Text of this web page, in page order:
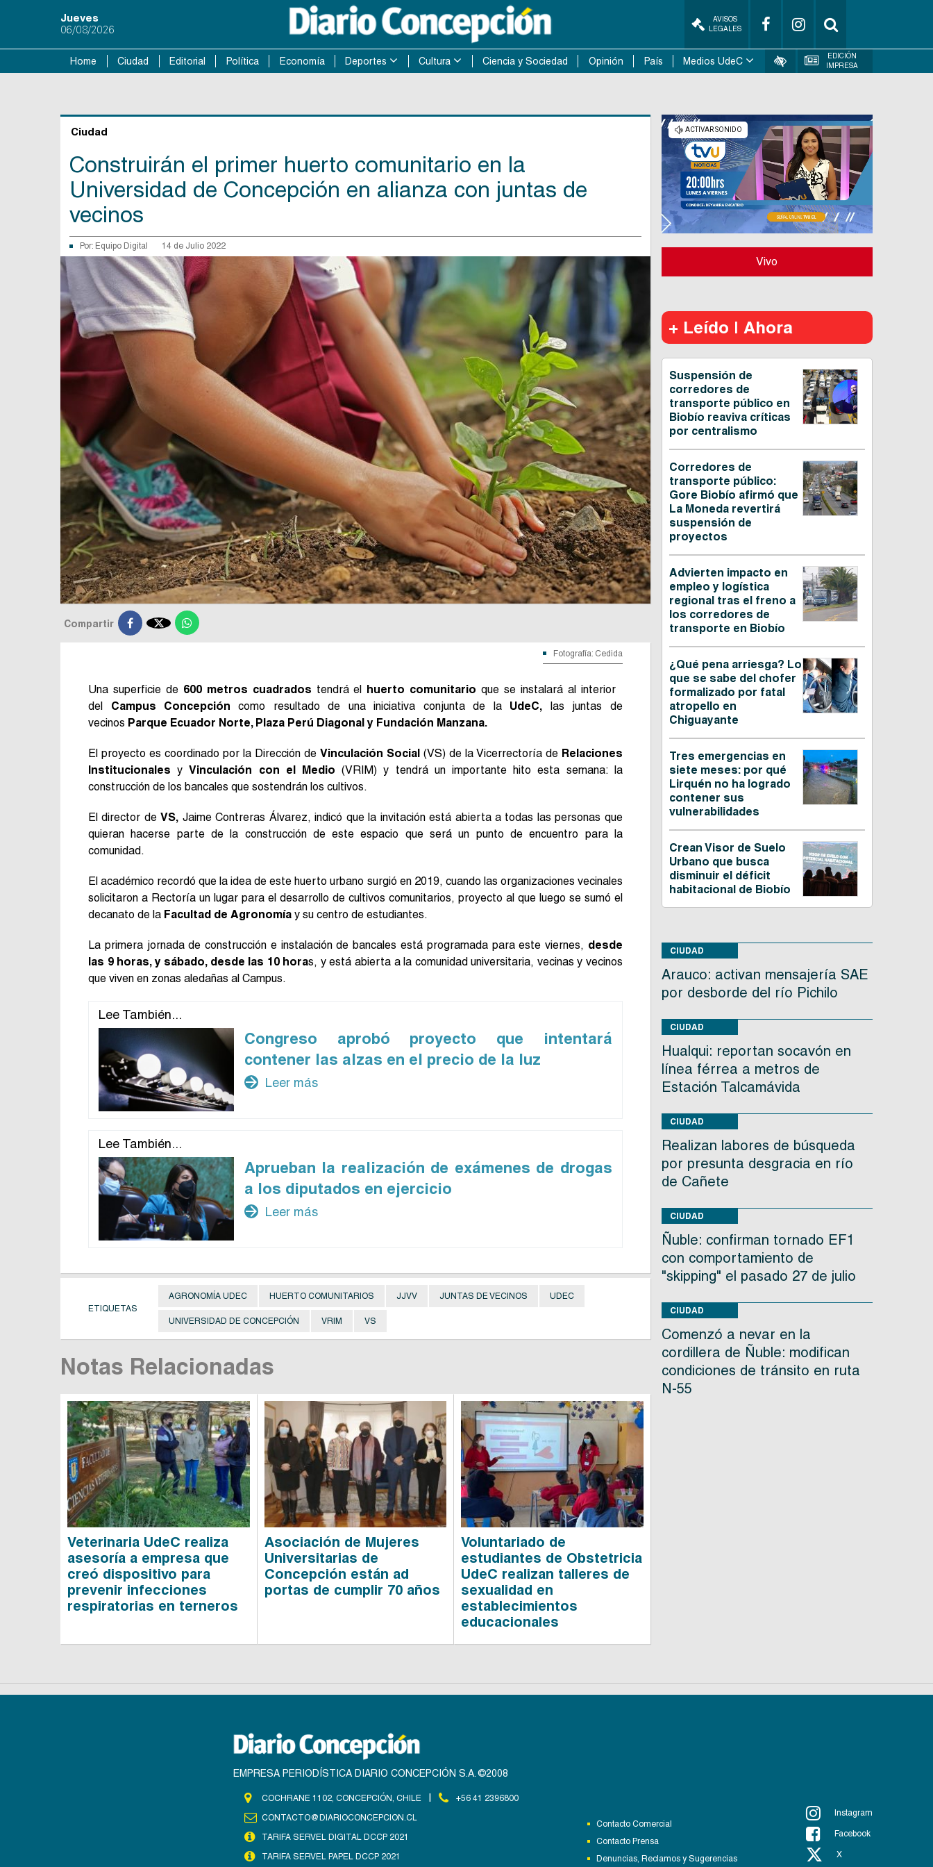
Jueves
06/08/2026
AVISOS
LEGALES
Home Ciudad Editorial Política Economía Deportes Cultura Ciencia y Sociedad Opinión País Medios UdeC
EDICIÓN
IMPRESA
Ciudad
Construirán el primer huerto comunitario en la
Universidad de Concepción en alianza con juntas de
vecinos
Por: Equipo Digital 14 de Julio 2022
Compartir 
Fotografía: Cedida
Una superficie de 600 metros cuadrados tendrá el huerto comunitario que se instalará al interior
del Campus Concepción como resultado de una iniciativa conjunta de la UdeC, las juntas de
vecinos Parque Ecuador Norte, Plaza Perú Diagonal y Fundación Manzana.
El proyecto es coordinado por la Dirección de Vinculación Social(VS) de la Vicerrectoría de Relaciones
Institucionales yVinculación con el Medio (VRIM) y tendrá un importante hito esta semana: la
construcción de los bancales que sostendrán los cultivos.
El director deVS, Jaime Contreras Álvarez, indicó que la invitación está abierta a todas las personas que
quieran hacerse parte de la construcción de este espacio que será un punto de encuentro para la
comunidad.
El académico recordó que la idea de este huerto urbano surgió en 2019, cuando las organizaciones vecinales
solicitaron a Rectoría un lugar para el desarrollo de cultivos comunitarios, proyecto al que luego se sumó el
decanato de la Facultad de Agronomía y su centro de estudiantes.
La primera jornada de construcción e instalación de bancales está programada para este viernes, desde
las 9 horas, y sábado, desde las 10 horas, y está abierta a la comunidad universitaria, vecinas y vecinos
que viven en zonas aledañas al Campus.
Lee También...
Congreso aprobó proyecto que intentará
contener las alzas en el precio de la luz
arrow_forward Leer más
Lee También...
Aprueban la realización de exámenes de drogas
a los diputados en ejercicio
arrow_forward Leer más
ETIQUETAS
AGRONOMÍA UDEC HUERTO COMUNITARIOS JJVV JUNTAS DE VECINOS UDEC
UNIVERSIDAD DE CONCEPCIÓN VRIM VS
Notas Relacionadas
Veterinaria UdeC realiza
asesoría a empresa que
creó dispositivo para
prevenir infecciones
respiratorias en terneros
Asociación de Mujeres
Universitarias de
Concepción están ad
portas de cumplir 70 años
Voluntariado de
estudiantes de Obstetricia
UdeC realizan talleres de
sexualidad en
establecimientos
educacionales
Vivo
+ Leído | Ahora
Suspensión de
corredores de
transporte público en
Biobío reaviva críticas
por centralismo
Corredores de
transporte público:
Gore Biobío afirmó que
La Moneda revertirá
suspensión de
proyectos
Advierten impacto en
empleo y logística
regional tras el freno a
los corredores de
transporte en Biobío
¿Qué pena arriesga? Lo
que se sabe del chofer
formalizado por fatal
atropello en
Chiguayante
Tres emergencias en
siete meses: por qué
Lirquén no ha logrado
contener sus
vulnerabilidades
Crean Visor de Suelo
Urbano que busca
disminuir el déficit
habitacional de Biobío
CIUDAD
Arauco: activan mensajería SAE
por desborde del río Pichilo
CIUDAD
Hualqui: reportan socavón en
línea férrea a metros de
Estación Talcamávida
CIUDAD
Realizan labores de búsqueda
por presunta desgracia en río
de Cañete
CIUDAD
Ñuble: confirman tornado EF1
con comportamiento de
"skipping" el pasado 27 de julio
CIUDAD
Comenzó a nevar en la
cordillera de Ñuble: modifican
condiciones de tránsito en ruta
N-55
EMPRESA PERIODÍSTICA DIARIO CONCEPCIÓN S.A. ©2008
COCHRANE 1102, CONCEPCIÓN, CHILE
+56 41 2396800
CONTACTO@DIARIOCONCEPCION.CL
TARIFA SERVEL DIGITAL DCCP 2021
TARIFA SERVEL PAPEL DCCP 2021
Contacto Comercial
Contacto Prensa
Denuncias, Reclamos y Sugerencias
Instagram
Facebook
X